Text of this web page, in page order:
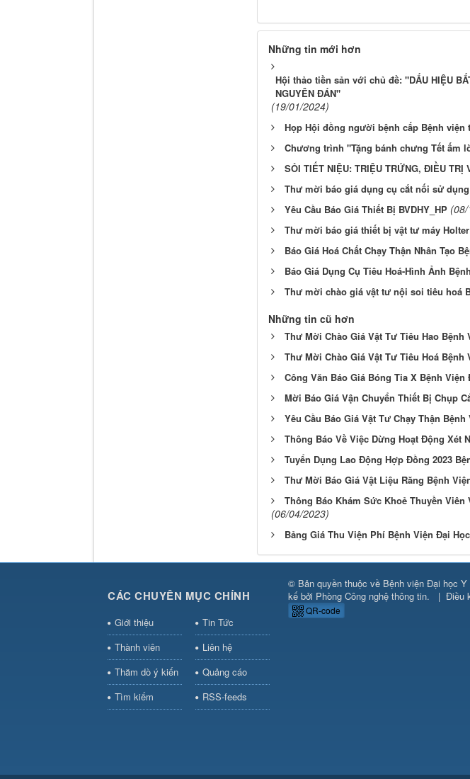
Những tin mới hơn
Hội thảo tiền sản với chủ đề: "DẤU HIỆU
NGUYÊN ĐÁN"
(19/01/2024)
Họp Hội đồng người bệnh cấp Bệnh viện
Chương trình "Tặng bánh chưng Tết ấm
SỎI TIẾT NIỆU: TRIỆU TRỨNG, ĐIỀU TRỊ
Thư mời báo giá dụng cụ cắt nối sử
Yêu Cầu Báo Giá Thiết Bị BVDHY_HP
Thư mời báo giá thiết bị vật tư máy
Báo Giá Hoá Chất Chạy Thận Nhân Tạo
Báo Giá Dụng Cụ Tiêu Hoá-Hình Ảnh
Thư mời chào giá vật tư nội soi tiêu hoá
Những tin cũ hơn
Thư Mời Chào Giá Vật Tư Tiêu Hao Bệnh
Thư Mời Chào Giá Vật Tư Tiêu Hoá Bệnh
Công Văn Báo Giá Bóng Tia X Bệnh Viện
Mời Báo Giá Vận Chuyển Thiết Bị Chụp
Yêu Cầu Báo Giá Vật Tư Chạy Thận
Thông Báo Về Việc Dừng Hoạt Động Xét
Tuyển Dụng Lao Động Hợp Đồng 2023
Thư Mời Báo Giá Vật Liệu Răng Bệnh
Thông Báo Khám Sức Khoẻ Thuyền
(06/04/2023)
Bảng Giá Thu Viện Phí Bệnh Viện Đại
CÁC CHUYÊN MỤC CHÍNH
Giới thiệu
Tin Tức
Thành viên
Liên hệ
Thăm dò ý kiến
Quảng cáo
Tìm kiếm
RSS-feeds
© Bản quyền thuộc về Bệnh viện Đại học Y
kế bởi Phòng Công nghệ thông tin. | Điều
QR-code